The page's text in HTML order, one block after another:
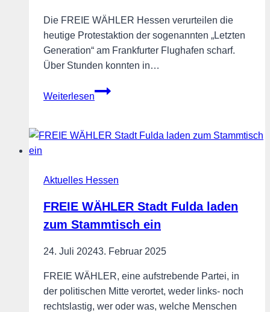
Die FREIE WÄHLER Hessen verurteilen die
heutige Protestaktion der sogenannten „Letzten
Generation“ am Frankfurter Flughafen scharf.
Über Stunden konnten in…
Weiterlesen
FREIE
höhere
Klimakleber
Aktuelles Hessen
FREIE WÄHLER Stadt Fulda laden
zum Stammtisch ein
24. Juli 20243. Februar 2025
FREIE WÄHLER, eine aufstrebende Partei, in
der politischen Mitte verortet, weder links- noch
rechtslastig, wer oder was, welche Menschen